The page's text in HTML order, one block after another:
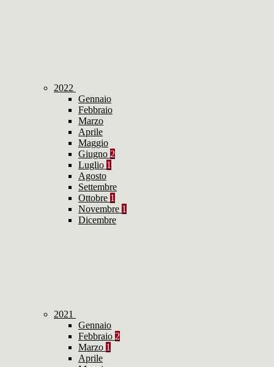
2022
Gennaio
Febbraio
Marzo
Aprile
Maggio
Giugno 2
Luglio 1
Agosto
Settembre
Ottobre 1
Novembre 1
Dicembre
2021
Gennaio
Febbraio 2
Marzo 1
Aprile